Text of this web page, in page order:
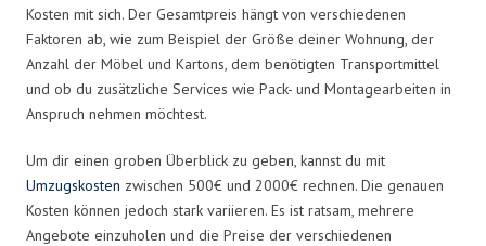
Kosten mit sich. Der Gesamtpreis hängt von verschiedenen
Faktoren ab, wie zum Beispiel der Größe deiner Wohnung, der
Anzahl der Möbel und Kartons, dem benötigten Transportmittel
und ob du zusätzliche Services wie Pack- und Montagearbeiten in
Anspruch nehmen möchtest.
Um dir einen groben Überblick zu geben, kannst du mit
Umzugskosten zwischen 500€ und 2000€ rechnen. Die genauen
Kosten können jedoch stark variieren. Es ist ratsam, mehrere
Angebote einzuholen und die Preise der verschiedenen